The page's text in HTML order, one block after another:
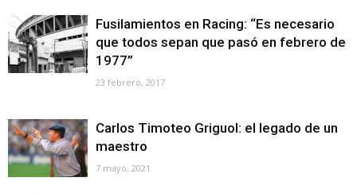
Fusilamientos en Racing: “Es necesario
que todos sepan que pasó en febrero de
1977”
23 febrero, 2017
Carlos Timoteo Griguol: el legado de un
maestro
7 mayo, 2021